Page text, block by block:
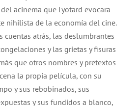
acinema que Lyotard evocara
nihilista de la economía del cine.
cuentas atrás, las deslumbrantes
y las grietas y fisuras
que otros nombres y pretextos
la propia película, con su
y sus rebobinados, sus
y sus fundidos a blanco,